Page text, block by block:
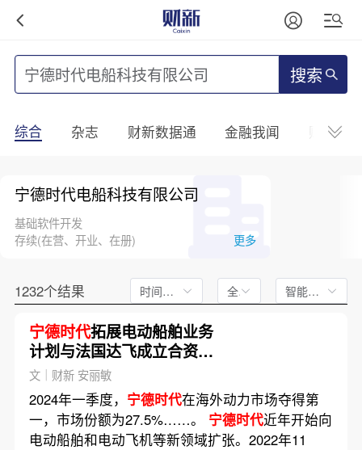
搜索
综合 杂志 财新数据通 金融我闻 财新
宁德时代电船科技有限公司
基础软件开发
存续(在营、开业、在册)
更多
1232个结果 时间不限 全文 智能排序
宁德时代拓展电动船舶业务
计划与法国达飞成立合资公
司｜出海·投资
文｜财新 安丽敏
2024年一季度， 宁德时代在海外动力市场夺得第
一，市场份额为27.5%……。 宁德时代近年开始向
电动船舶和电动飞机等新领域扩张。2022年11